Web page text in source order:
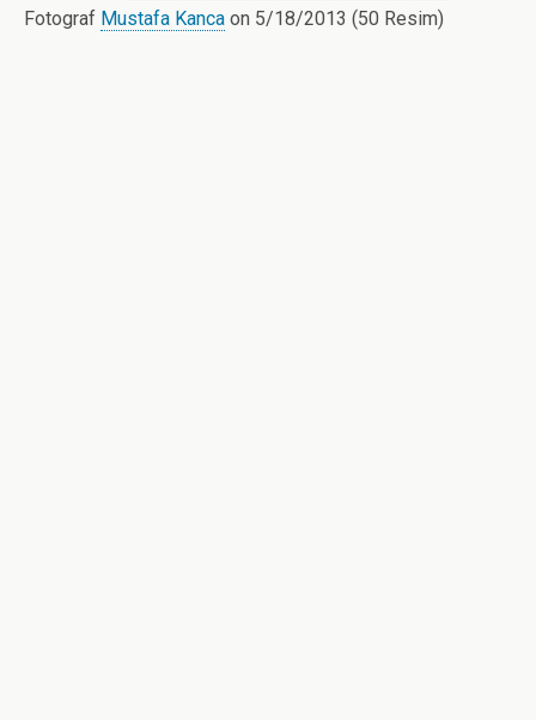
Fotograf Mustafa Kanca on 5/18/2013 (50 Resim)